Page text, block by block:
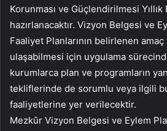
Korunması ve Güçlendirilmesi Yıllık
hazırlanacaktır. Vizyon Belgesi ve
Faaliyet Planlarının belirlenen
ulaşabilmesi için uygulama
kurumlarca plan ve programların
tekliflerinde de sorumlu veya ilgili
faaliyetlerine yer verilecektir.
Mezkûr Vizyon Belgesi ve Eylem